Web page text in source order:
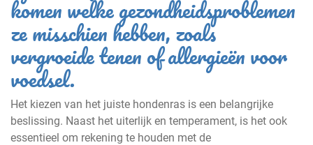
komen welke gezondheidsproblemen
ze misschien hebben, zoals
vergroeide tenen of allergieën voor
voedsel.
Het kiezen van het juiste hondenras is een belangrijke
beslissing. Naast het uiterlijk en temperament, is het ook
essentieel om rekening te houden met de